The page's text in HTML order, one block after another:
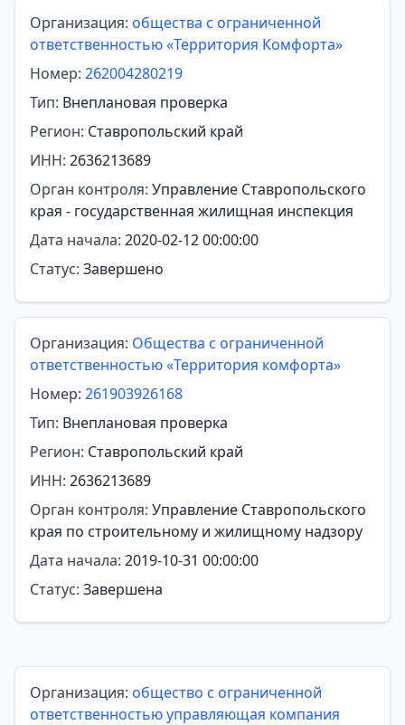
Организация: общества с ограниченной
ответственностью «Территория Комфорта»
Номер: 262004280219
Тип: Внеплановая проверка
Регион: Ставропольский край
ИНН: 2636213689
Орган контроля: Управление Ставропольского
края - государственная жилищная инспекция
Дата начала: 2020-02-12 00:00:00
Статус: Завершено
Организация: Общества с ограниченной
ответственностью «Территория комфорта»
Номер: 261903926168
Тип: Внеплановая проверка
Регион: Ставропольский край
ИНН: 2636213689
Орган контроля: Управление Ставропольского
края по строительному и жилищному надзору
Дата начала: 2019-10-31 00:00:00
Статус: Завершена
Организация: общество с ограниченной
ответственностью управляющая компания